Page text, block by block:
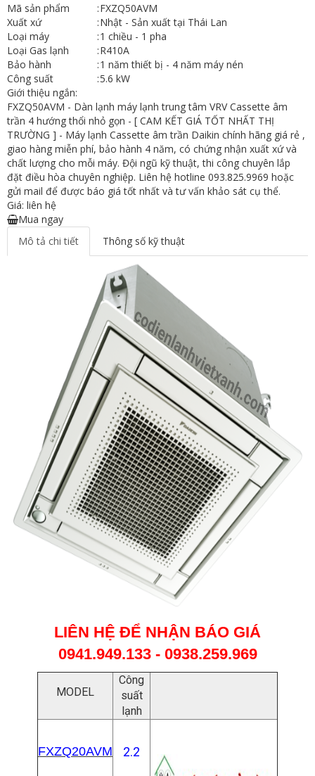
Mã sản phẩm :FXZQ50AVM
Xuất xứ
:Nhật - Sản xuất tại Thái Lan
Loại máy
:1 chiều - 1 pha
Loại Gas lạnh
:R410A
Bảo hành
:1 năm thiết bị - 4 năm máy nén
Công suất
:5.6 kW
Giới thiệu ngắn:
FXZQ50AVM - Dàn lạnh máy lạnh trung tâm VRV Cassette âm
trần 4 hướng thổi nhỏ gọn - [ CAM KẾT GIÁ TỐT NHẤT THỊ
TRƯỜNG ] - Máy lạnh Cassette âm trần Daikin chính hãng giá rẻ ,
giao hàng miễn phí, bảo hành 4 năm, có chứng nhận xuất xứ và
chất lượng cho mỗi máy. Đội ngũ kỹ thuật, thi công chuyên lắp
đặt điều hòa chuyên nghiệp. Liên hệ hotline 093.825.9969 hoặc
gửi mail để được báo giá tốt nhất và tư vấn khảo sát cụ thể.
Giá: liên hệ
Mua ngay
Mô tả chi tiết
Thông số kỹ thuật
LIÊN HỆ ĐỂ NHẬN BÁO GIÁ
0941.949.133 - 0938.259.969
MODEL
Công
suất
lạnh
FXZQ20AVM 2.2